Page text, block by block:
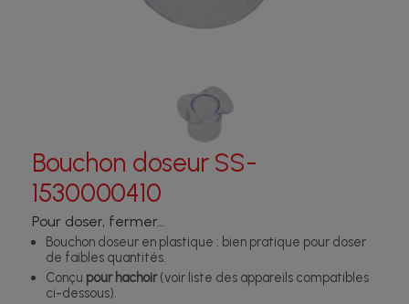
Bouchon doseur SS-
1530000410
Pour doser, fermer…
Bouchon doseur en plastique : bien pratique pour doser
de faibles quantités.
Conçu pour hachoir(voir liste des appareils compatibles
ci-dessous).